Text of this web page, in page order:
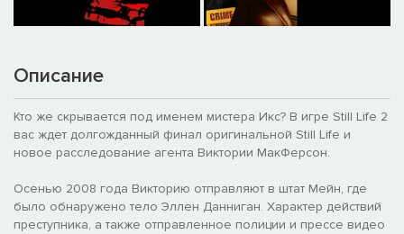
Описание
Кто же скрывается под именем мистера Икс? В игре Still Life 2
вас ждет долгожданный финал оригинальной Still Life и
новое расследование агента Виктории МакФерсон.
Осенью 2008 года Викторию отправляют в штат Мейн, где
было обнаружено тело Эллен Данниган. Характер действий
преступника, а также отправленное полиции и прессе видео